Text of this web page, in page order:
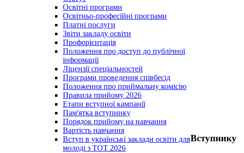
Освітні програми
Освітньо-професійні програми
Платні послуги
Звіти закладу освіти
Профорієнтація
Положення про доступ до публічної
інформації
Ліцензії спеціальностей
Програми проведення співбесід
Положення про приймальну комісію
Правила прийому 2026
Етапи вступної кампанії
Пам'ятка вступнику
Порядок прийому на навчання
Вартість навчання
Вступ в українські заклади освіти для
молоді з ТОТ 2026
Вступнику